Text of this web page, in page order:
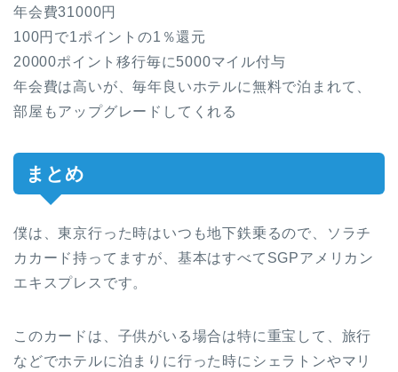
年会費31000円
100円で1ポイントの1％還元
20000ポイント移行毎に5000マイル付与
年会費は高いが、毎年良いホテルに無料で泊まれて、
部屋もアップグレードしてくれる
まとめ
僕は、東京行った時はいつも地下鉄乗るので、ソラチ
カカード持ってますが、基本はすべてSGPアメリカン
エキスプレスです。
このカードは、子供がいる場合は特に重宝して、旅行
などでホテルに泊まりに行った時にシェラトンやマリ